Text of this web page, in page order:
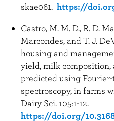
skae061. https://
Castro, M. M. D., R. D.
Marcondes, and T. J.
housing and
yield, milk composition,
predicted using
spectroscopy, in farms
Dairy Sci. 105:1-12.
https://doi.org/